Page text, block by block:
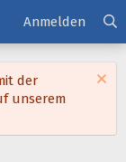
Anmelden
der
unserem